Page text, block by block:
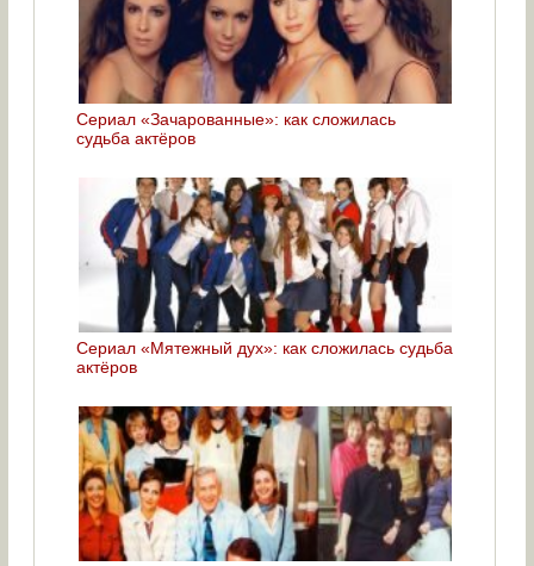
Сериал «Зачарованные»: как сложилась
судьба актёров
Сериал «Мятежный дух»: как сложилась судьба
актёров